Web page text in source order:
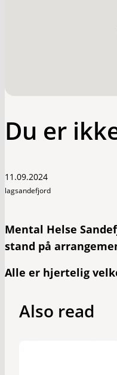
Du er
11.09.2024
lagsandefjord
Mental Helse
stand på
Alle er hjertelig
Also read